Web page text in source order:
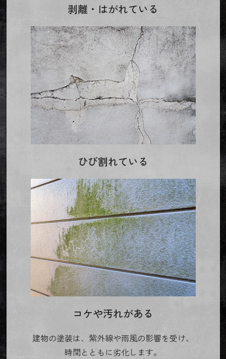
剥離・はがれている
ひび割れている
コケや汚れがある
建物の塗装は、紫外線や雨風の影響を受け、
時間とともに劣化します。